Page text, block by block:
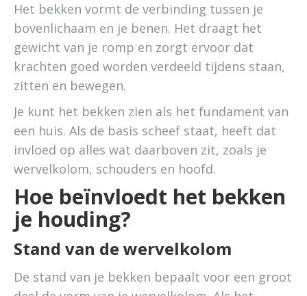
Het bekken vormt de verbinding tussen je
bovenlichaam en je benen. Het draagt het
gewicht van je romp en zorgt ervoor dat
krachten goed worden verdeeld tijdens staan,
zitten en bewegen.
Je kunt het bekken zien als het fundament van
een huis. Als de basis scheef staat, heeft dat
invloed op alles wat daarboven zit, zoals je
wervelkolom, schouders en hoofd.
Hoe beïnvloedt het bekken
je houding?
Stand van de wervelkolom
De stand van je bekken bepaalt voor een groot